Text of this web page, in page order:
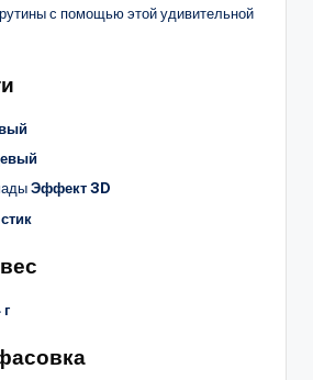
с помощью этой удивительной
Эффект 3D
г